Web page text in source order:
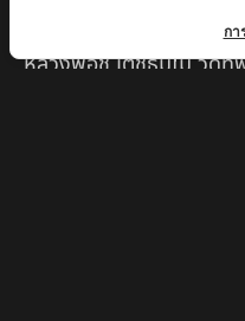
หลวงพ่อชู เตชธมฺโม วัด
กา